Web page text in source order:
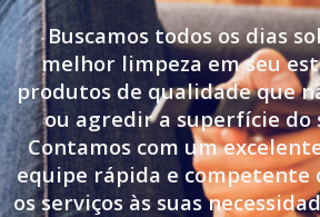
Buscamos todos os dias
melhor limpeza em seu
produtos de qualidade que
ou agredir a superfície do
Contamos com um
equipe rápida e competente
os serviços às suas